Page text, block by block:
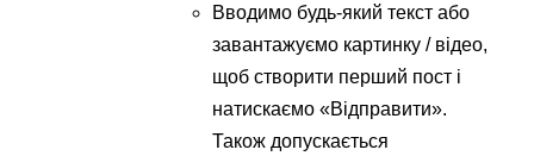
Вводимо будь-який текст або
завантажуємо картинку / відео,
щоб створити перший пост і
натискаємо «Відправити».
Також допускається